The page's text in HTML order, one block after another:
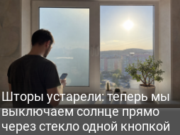
Шторы устарели: теперь мы
выключаем солнце прямо
через стекло одной кнопкой